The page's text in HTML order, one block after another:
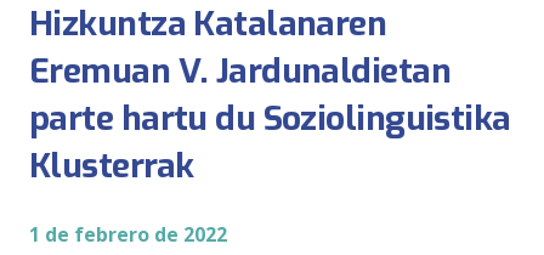
Hizkuntza Katalanaren
Eremuan V. Jardunaldietan
parte hartu du Soziolinguistika
Klusterrak
1 de febrero de 2022